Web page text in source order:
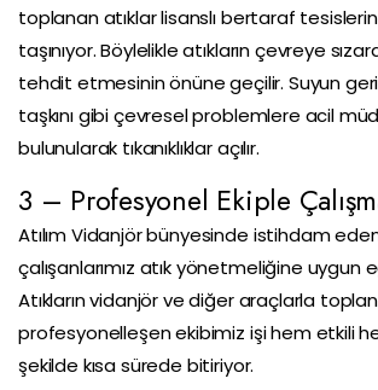
toplanan atıklar lisanslı bertaraf
taşınıyor. Böylelikle atıkların çevreye
tehdit etmesinin önüne geçilir. Suyun
taşkını gibi çevresel problemlere acil
bulunularak tıkanıklıklar açılır.
3 – Profesyonel Ekiple
Atılım Vidanjör bünyesinde istihdam
çalışanlarımız atık yönetmeliğine uygun
Atıkların vidanjör ve diğer araçlarla
profesyonelleşen ekibimiz işi hem etkili
şekilde kısa sürede bitiriyor.